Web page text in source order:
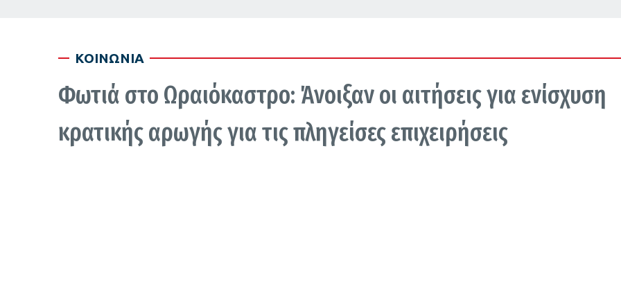
ΚΟΙΝΩΝΙΑ
Φωτιά στο Ωραιόκαστρο: Άνοιξαν οι αιτήσεις για ενίσχυση
κρατικής αρωγής για τις πληγείσες επιχειρήσεις